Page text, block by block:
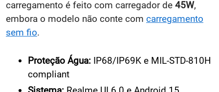
carregamento é feito com carregador de 45W,
embora o modelo não conte com carregamento
sem fio.
Proteção Água: IP68/IP69K e MIL-STD-810H
compliant